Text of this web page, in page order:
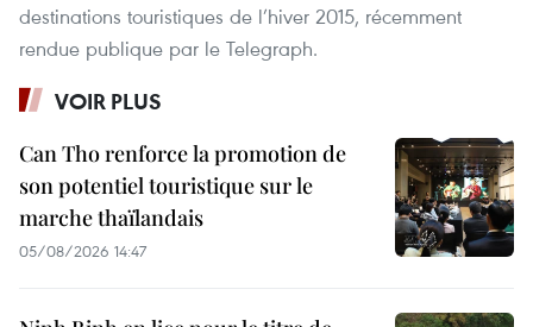
destinations touristiques de l’hiver 2015, récemment
rendue publique par le Telegraph.
VOIR PLUS
Can Tho renforce la promotion de
son potentiel touristique sur le
marche thaïlandais
05/08/2026 14:47